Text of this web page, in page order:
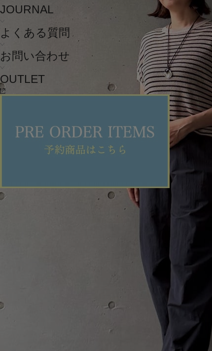
JOURNAL
よくある質問
お問い合わせ
OUTLET